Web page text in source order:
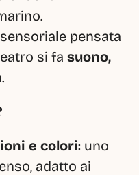
pensata
si fa suono,
.
e colori: uno
adatto ai